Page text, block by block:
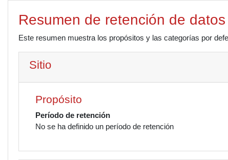
Resumen de retención de datos
Este resumen muestra los propósitos y las categorías por
Sitio
Propósito
Período de retención
No se ha definido un período de retención